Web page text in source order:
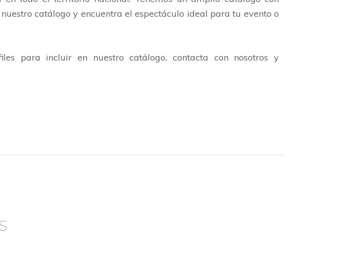
catálogo y encuentra el espectáculo ideal para tu evento o
para incluir en nuestro catálogo, contacta con nosotros y